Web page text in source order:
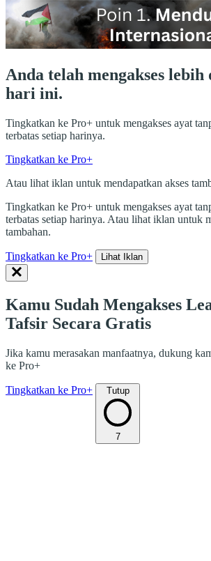
Anda telah mengakses
hari ini.
Tingkatkan ke Pro+ untuk mengakses ayat
terbatas setiap harinya.
Tingkatkan ke Pro+
Atau lihat iklan untuk mendapatkan akses
Tingkatkan ke Pro+ untuk mengakses ayat
terbatas setiap harinya. Atau lihat iklan untuk
tambahan.
Tingkatkan ke Pro+ Lihat Iklan
Kamu Sudah Mengakses
Tafsir Secara Gratis
Jika kamu merasakan manfaatnya, dukung
ke Pro+
Tingkatkan ke Pro+ Tutup
7